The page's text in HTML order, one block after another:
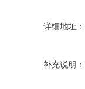
详细地址：
补充说明：